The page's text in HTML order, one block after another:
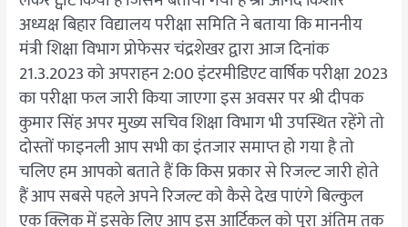
अध्यक्ष बिहार विद्यालय परीक्षा समिति ने बताया कि माननीय
मंत्री शिक्षा विभाग प्रोफेसर चंद्रशेखर द्वारा आज दिनांक
21.3.2023 को अपराहन 2:00 इंटरमीडिएट वार्षिक परीक्षा 2023
का परीक्षा फल जारी किया जाएगा इस अवसर पर श्री दीपक
कुमार सिंह अपर मुख्य सचिव शिक्षा विभाग भी उपस्थित रहेंगे तो
दोस्तों फाइनली आप सभी का इंतजार समाप्त हो गया है तो
चलिए हम आपको बताते हैं कि किस प्रकार से रिजल्ट जारी होते
हैं आप सबसे पहले अपने रिजल्ट को कैसे देख पाएंगे बिल्कुल
एक क्लिक में इसके लिए आप इस आर्टिकल को पूरा अंतिम तक